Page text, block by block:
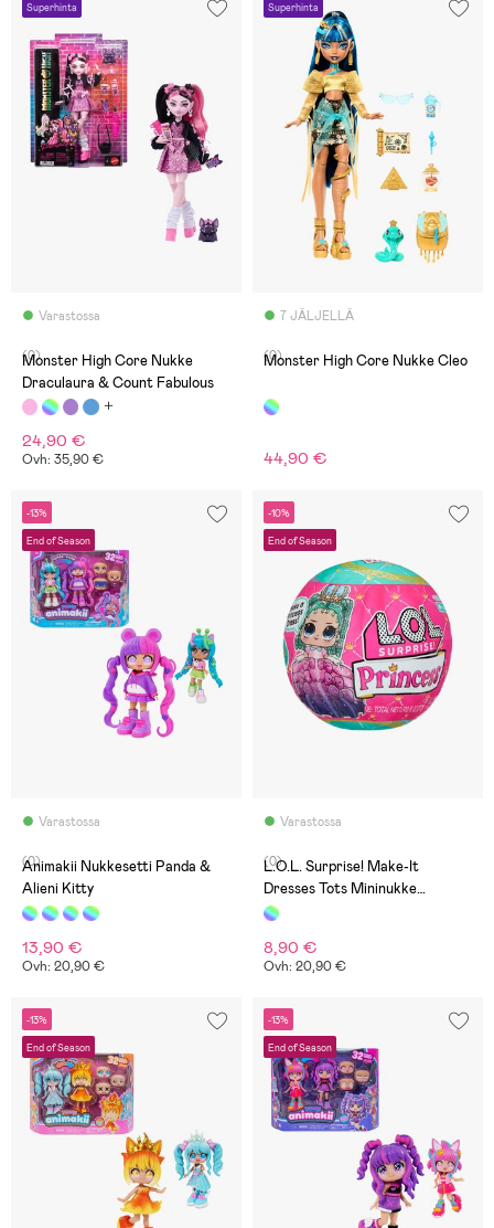
Superhinta
Varastossa
(0)
Monster High Core Nukke
Draculaura & Count Fabulous
24,90 €
Ovh: 35,90 €
Superhinta
7 JÄLJELLÄ
(0)
Monster High Core Nukke Cleo
44,90 €
-13%
End of Season
Varastossa
(0)
Animakii Nukkesetti Panda &
Alieni Kitty
13,90 €
Ovh: 20,90 €
-10%
End of Season
Varastossa
(0)
L.O.L. Surprise! Make-It
Dresses Tots Mininukke
Lajiteltu
8,90 €
Ovh: 20,90 €
-13%
End of Season
-13%
End of Season